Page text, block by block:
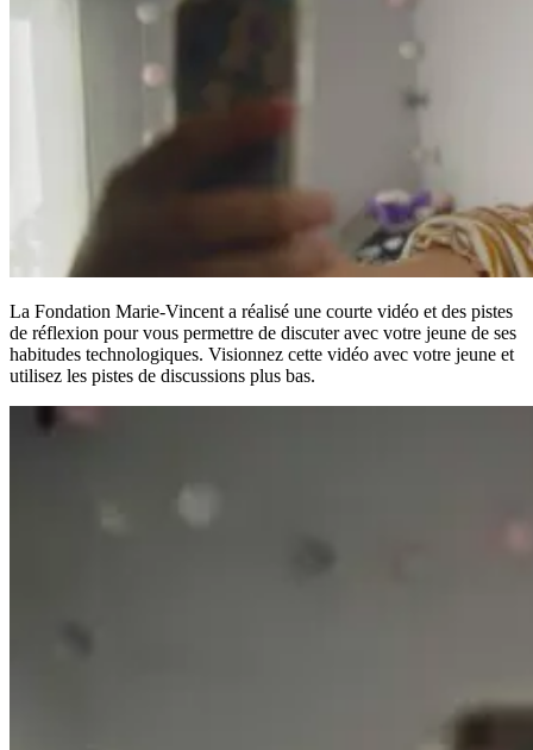
La Fondation Marie-Vincent a réalisé une courte vidéo et des pistes
de réflexion pour vous permettre de discuter avec votre jeune de ses
habitudes technologiques. Visionnez cette vidéo avec votre jeune et
utilisez les pistes de discussions plus bas.